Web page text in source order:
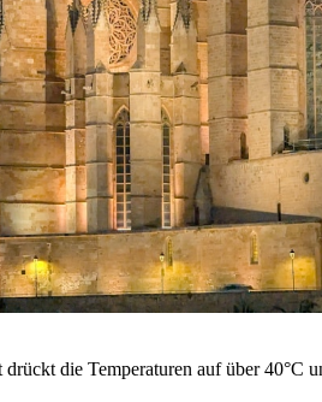
drückt die Temperaturen auf über 40°C